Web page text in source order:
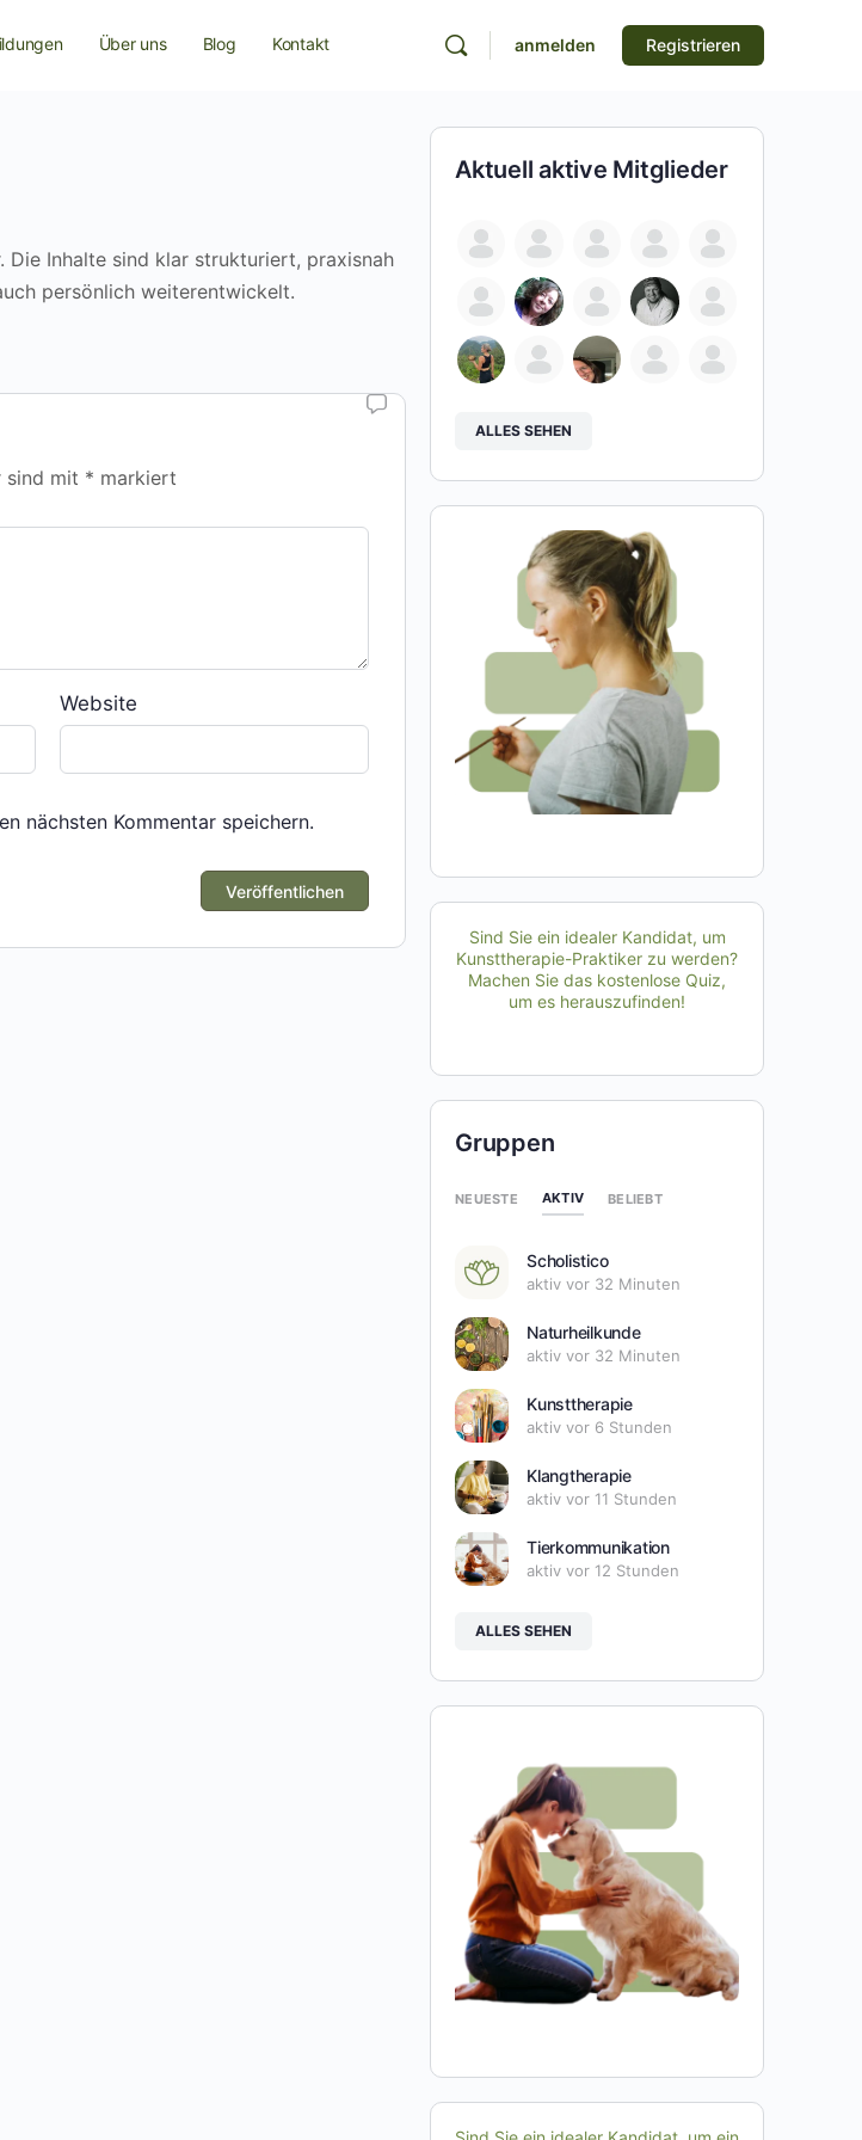
Über uns Blog Kontakt anmelden Registrieren
Inhalte sind klar strukturiert, praxisnah
persönlich weiterentwickelt.
sind mit * markiert
Website
nächsten Kommentar speichern.
Aktuell aktive Mitglieder
ALLES SEHEN
Sind Sie ein idealer Kandidat, um
Kunsttherapie-Praktiker zu werden?
Machen Sie das kostenlose Quiz,
um es herauszufinden!
Gruppen
NEUESTE AKTIV BELIEBT
Scholistico
aktiv vor 32 Minuten
Naturheilkunde
aktiv vor 32 Minuten
Kunsttherapie
aktiv vor 6 Stunden
Klangtherapie
aktiv vor 11 Stunden
Tierkommunikation
aktiv vor 12 Stunden
ALLES SEHEN